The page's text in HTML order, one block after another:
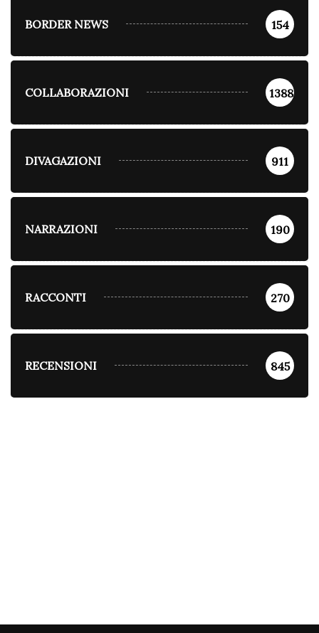
BORDER NEWS 154
COLLABORAZIONI 1388
DIVAGAZIONI 911
NARRAZIONI 190
RACCONTI 270
RECENSIONI 845